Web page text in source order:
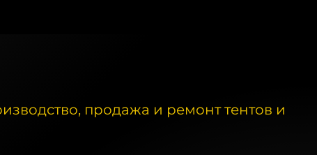
продажа и ремонт тентов и